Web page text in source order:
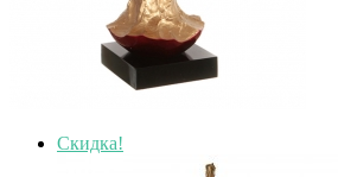
Скидка!